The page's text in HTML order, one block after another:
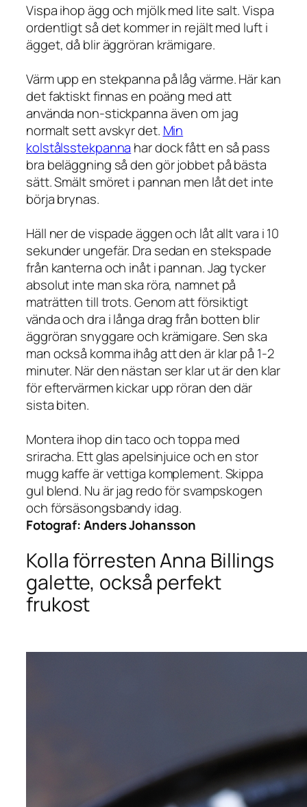
Vispa ihop ägg och mjölk med lite salt. Vispa
ordentligt så det kommer in rejält med luft i
ägget, då blir äggröran krämigare.
Värm upp en stekpanna på låg värme. Här kan
det faktiskt finnas en poäng med att
använda non-stickpanna även om jag
normalt sett avskyr det. Min
kolstålsstekpanna har dock fått en så pass
bra beläggning så den gör jobbet på bästa
sätt. Smält smöret i pannan men låt det inte
börja brynas.
Häll ner de vispade äggen och låt allt vara i 10
sekunder ungefär. Dra sedan en stekspade
från kanterna och inåt i pannan. Jag tycker
absolut inte man ska röra, namnet på
maträtten till trots. Genom att försiktigt
vända och dra i långa drag från botten blir
äggröran snyggare och krämigare. Sen ska
man också komma ihåg att den är klar på 1-2
minuter. När den nästan ser klar ut är den klar
för eftervärmen kickar upp röran den där
sista biten.
Montera ihop din taco och toppa med
sriracha. Ett glas apelsinjuice och en stor
mugg kaffe är vettiga komplement. Skippa
gul blend. Nu är jag redo för svampskogen
och försäsongsbandy idag.
Fotograf:Anders Johansson
Kolla förresten Anna Billings
galette, också perfekt
frukost